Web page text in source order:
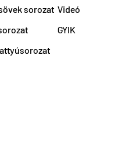
sorozat Videó
GYIK